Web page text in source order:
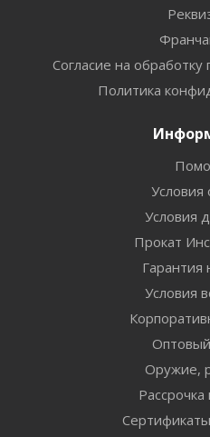
Согласие на
Политика
Условия
Условия
Прокат
Гарантия
Условия
Оружие,